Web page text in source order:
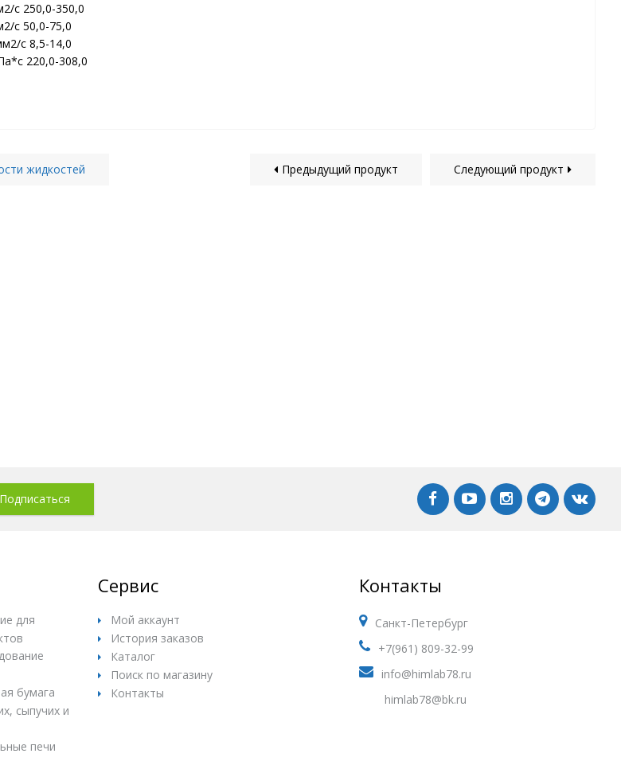
с 250,0-350,0
с 50,0-75,0
с 8,5-14,0
220,0-308,0
жидкостей Следующий продукт
Предыдущий продукт
для
бумага
сыпучих и
печи
Сервис
Мой аккаунт
История заказов
Каталог
Поиск по магазину
Контакты
Контакты
Санкт-Петербург
+7(961) 809-32-99
info@himlab78.ru
himlab78@bk.ru